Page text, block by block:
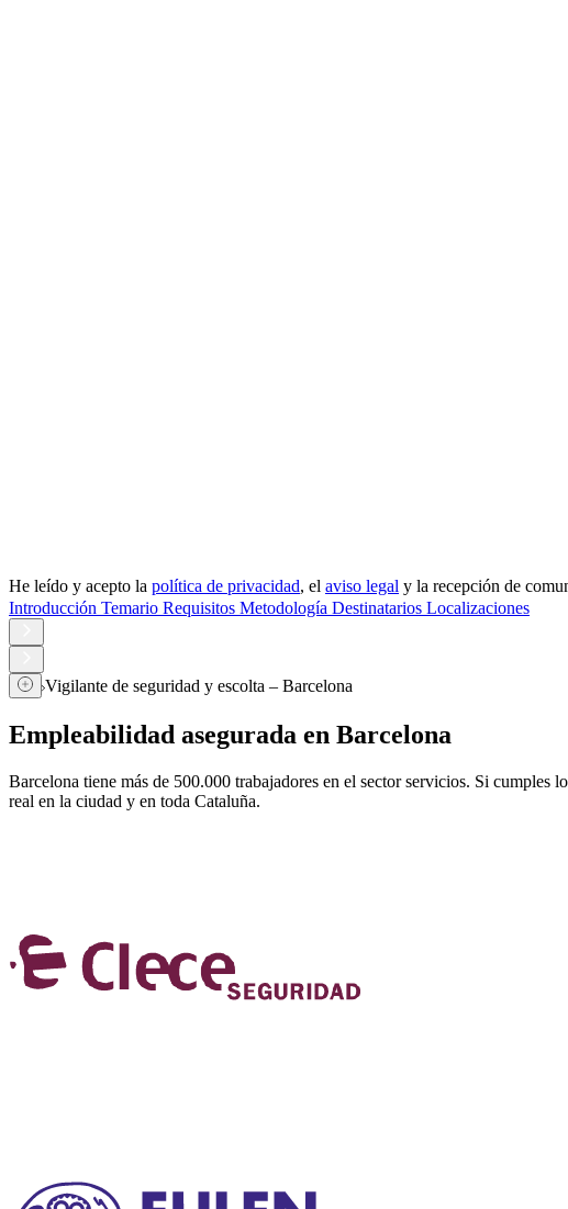
He leído y acepto la política de privacidad, el aviso legal y la recepción de
Introducción Temario Requisitos Metodología Destinatarios Localizaciones
Vigilante de seguridad y escolta – Barcelona
Empleabilidad asegurada en Barcelona
Barcelona tiene más de 500.000 trabajadores en el sector servicios. Si
real en la ciudad y en toda Cataluña.